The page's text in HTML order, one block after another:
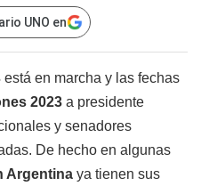
UNO en
está en marcha y las fechas
2023 a presidente
y senadores
De hecho en algunas
Argentina ya tienen sus